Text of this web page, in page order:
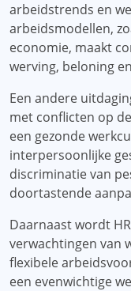
arbeidstrends en
arbeidsmodellen,
economie, maakt
werving, beloning
Een andere
met conflicten op
een gezonde
interpersoonlijke
discriminatie van
doortastende
Daarnaast wordt
verwachtingen van
flexibele
een evenwichtige